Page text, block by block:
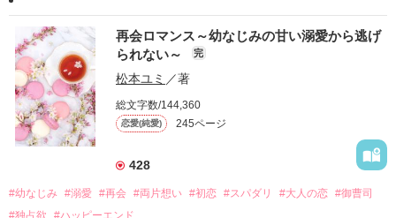
再会ロマンス～幼なじみの甘い溺愛から逃げ
られない～
完
松本ユミ ／著
総文字数/144,360
恋愛(純愛) 245ページ
428
#幼なじみ #溺愛 #再会 #両片想い #初恋 #スパダリ #大人の恋 #御曹司
#独占欲
#ハッピーエンド